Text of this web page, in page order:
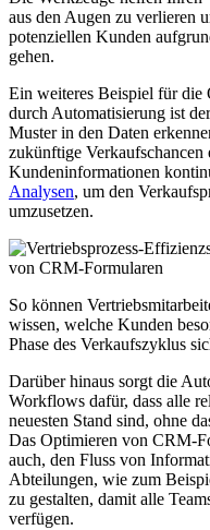
aus den Augen zu verlieren
potenziellen Kunden
gehen.
Ein weiteres Beispiel für
durch Automatisierung ist
Muster in den Daten
zukünftige
Kundeninformationen
Analysen, um den
umzusetzen.
So können
wissen, welche Kunden
Phase des Verkaufszyklus
Darüber hinaus sorgt die
Workflows dafür, dass alle
neuesten Stand sind, ohne
Das Optimieren von CRM-
auch, den Fluss von
Abteilungen, wie zum
zu gestalten, damit alle
verfügen.